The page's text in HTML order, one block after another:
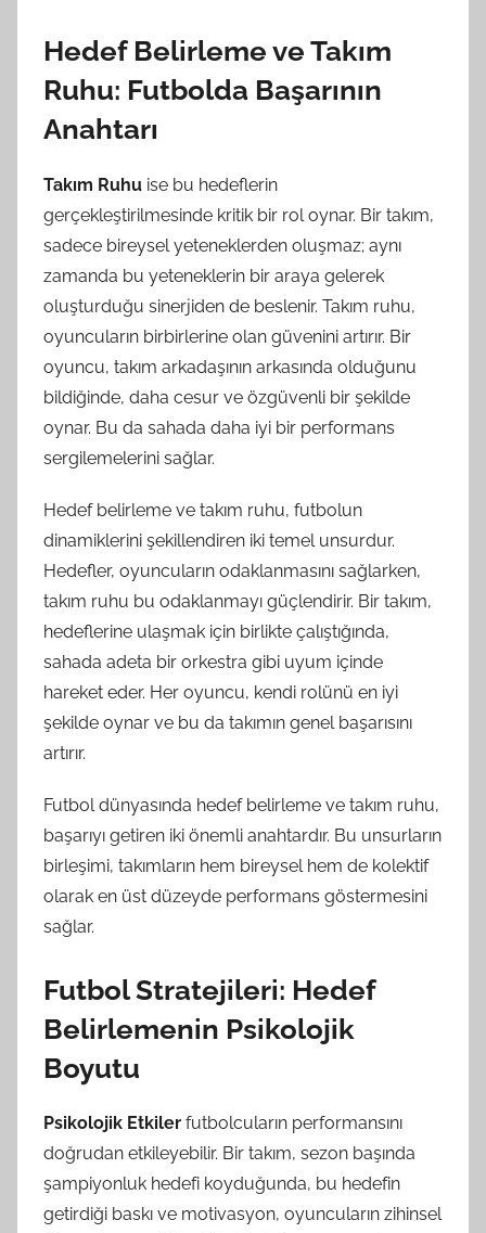
Hedef Belirleme ve Takım
Ruhu: Futbolda Başarının
Anahtarı
Takım Ruhu ise bu hedeflerin
gerçekleştirilmesinde kritik bir rol oynar. Bir takım,
sadece bireysel yeteneklerden oluşmaz; aynı
zamanda bu yeteneklerin bir araya gelerek
oluşturduğu sinerjiden de beslenir. Takım ruhu,
oyuncuların birbirlerine olan güvenini artırır. Bir
oyuncu, takım arkadaşının arkasında olduğunu
bildiğinde, daha cesur ve özgüvenli bir şekilde
oynar. Bu da sahada daha iyi bir performans
sergilemelerini sağlar.
Hedef belirleme ve takım ruhu, futbolun
dinamiklerini şekillendiren iki temel unsurdur.
Hedefler, oyuncuların odaklanmasını sağlarken,
takım ruhu bu odaklanmayı güçlendirir. Bir takım,
hedeflerine ulaşmak için birlikte çalıştığında,
sahada adeta bir orkestra gibi uyum içinde
hareket eder. Her oyuncu, kendi rolünü en iyi
şekilde oynar ve bu da takımın genel başarısını
artırır.
Futbol dünyasında hedef belirleme ve takım ruhu,
başarıyı getiren iki önemli anahtardır. Bu unsurların
birleşimi, takımların hem bireysel hem de kolektif
olarak en üst düzeyde performans göstermesini
sağlar.
Futbol Stratejileri: Hedef
Belirlemenin Psikolojik
Boyutu
Psikolojik Etkiler futbolcuların performansını
doğrudan etkileyebilir. Bir takım, sezon başında
şampiyonluk hedefi koyduğunda, bu hedefin
getirdiği baskı ve motivasyon, oyuncuların zihinsel